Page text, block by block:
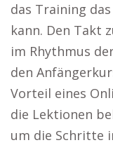
das Training
kann. Den Takt
im Rhythmus
den
Vorteil eines
die Lektionen
um die Schritte